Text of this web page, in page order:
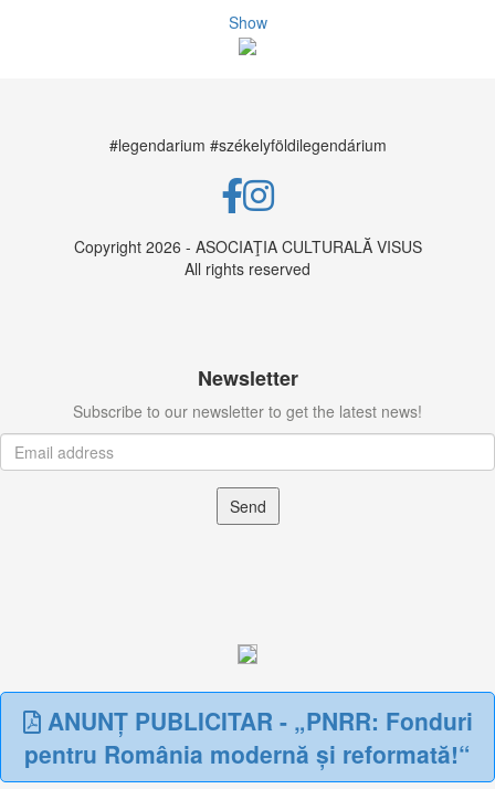
Show
#legendarium #székelyföldilegendárium
Copyright 2026 - ASOCIAŢIA CULTURALĂ VISUS
All rights reserved
Newsletter
Subscribe to our newsletter to get the latest news!
Send
ANUNȚ PUBLICITAR - „PNRR: Fonduri
pentru România modernă și reformată!“